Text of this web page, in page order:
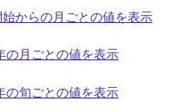
からの月ごとの値を表示
の月ごとの値を表示
の旬ごとの値を表示